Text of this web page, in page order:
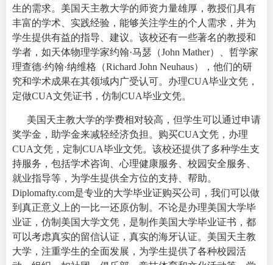
生的需求。 美国天主教大学的师资力量雄厚，教授们具有
丰富的学术、实践经验，能够关注学生的个人需求，并为
学生提供有益的指导、建议。该校还有一些著名的教授和
学者，如天体物理学家约翰·马瑟（John Mather）、哲学家
理查德·约翰·纳维格（Richard John Neuhaus），他们的研
究和学术成果在其领域内广受认可。办理CUA毕业文凭，
定做CUA文凭证书，仿制CUA毕业文凭。
美国天主教大学的学费相对较高，但学生可以通过申请
奖学金，助学金来减轻经济负担。购买CUA文凭，办理
CUA文凭，定制CUA毕业文凭。该校还提供了多种学生支
持服务，包括学术咨询、心理健康服务、校园安全服务、
就业指导等，为学生提供全方位的支持、帮助。
Diplomafty.com是专业的大学毕业证购买公司，我们可以做
到真正意义上的一比一还原仿制。不论是办理美国大学毕
业证，仿制美国大学文凭，是制作美国大学毕业证书，都
可以考虑真实的留信认证，真实的海牙认证。 美国天主教
大学，注重学生的全面发展，为学生提供了各种校园活